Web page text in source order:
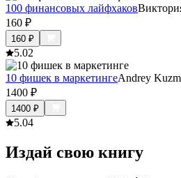
100 финансовых лайфхаков
160 ₽
160 ₽
5.02
10 фишек в маркетингеAndrey
1400 ₽
1400 ₽
5.04
Издай свою книгу